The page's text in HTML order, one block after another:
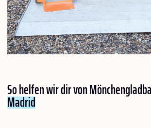
So helfen wir dir von
Madrid